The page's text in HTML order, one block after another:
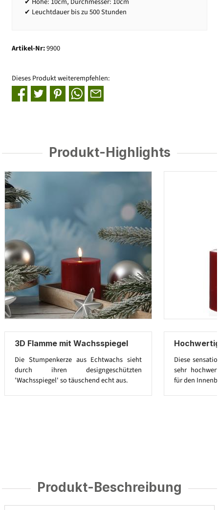
✔ Leuchtdauer bis zu 500 Stunden
Artikel-Nr:9900
Dieses Produkt weiterempfehlen:
Produkt-Highlights
3D Flamme mit Wachsspiegel
Die Stumpenkerze aus Echtwachs sieht
durch ihren designgeschützten
'Wachsspiegel' so täuschend echt aus.
Diese
sehr
für den
Produkt-Beschreibung